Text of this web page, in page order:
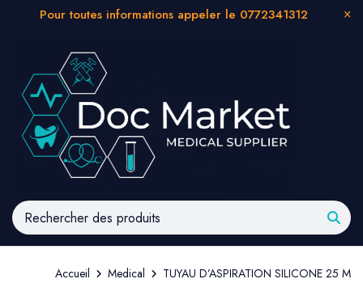
Pour toutes informations appeler le 0772341312
Accueil Medical TUYAU D’ASPIRATION SILICONE 25 M